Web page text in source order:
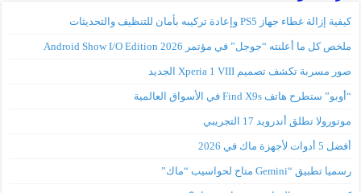
كيفية إزالة غطاء جهاز PS5 وإعادة تركيبه بأمان للتنظيف والتحديثات
ملخص كل ما أعلنته “جوجل” في مؤتمر Android Show I/O Edition 2026
صور مسربة تكشف تصميم Xperia 1 VIII الجديد
“أوبو” ستطرح هاتف Find X9s في الأسواق العالمية
موتورولا تطلق أندرويد 17 التجريبي
أفضل 5 أدوات لأجهزة ماك في 2026
رسميا تطبيق “Gemini متاح لحواسيب “ماك”